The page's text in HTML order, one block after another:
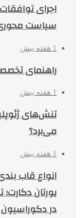
اجرای
سیاست
1 هفته پیش
راهنمای
1 هفته پیش
تنش‌های
می‌برد؟
1 هفته پیش
انواع قاب
یورتان
در